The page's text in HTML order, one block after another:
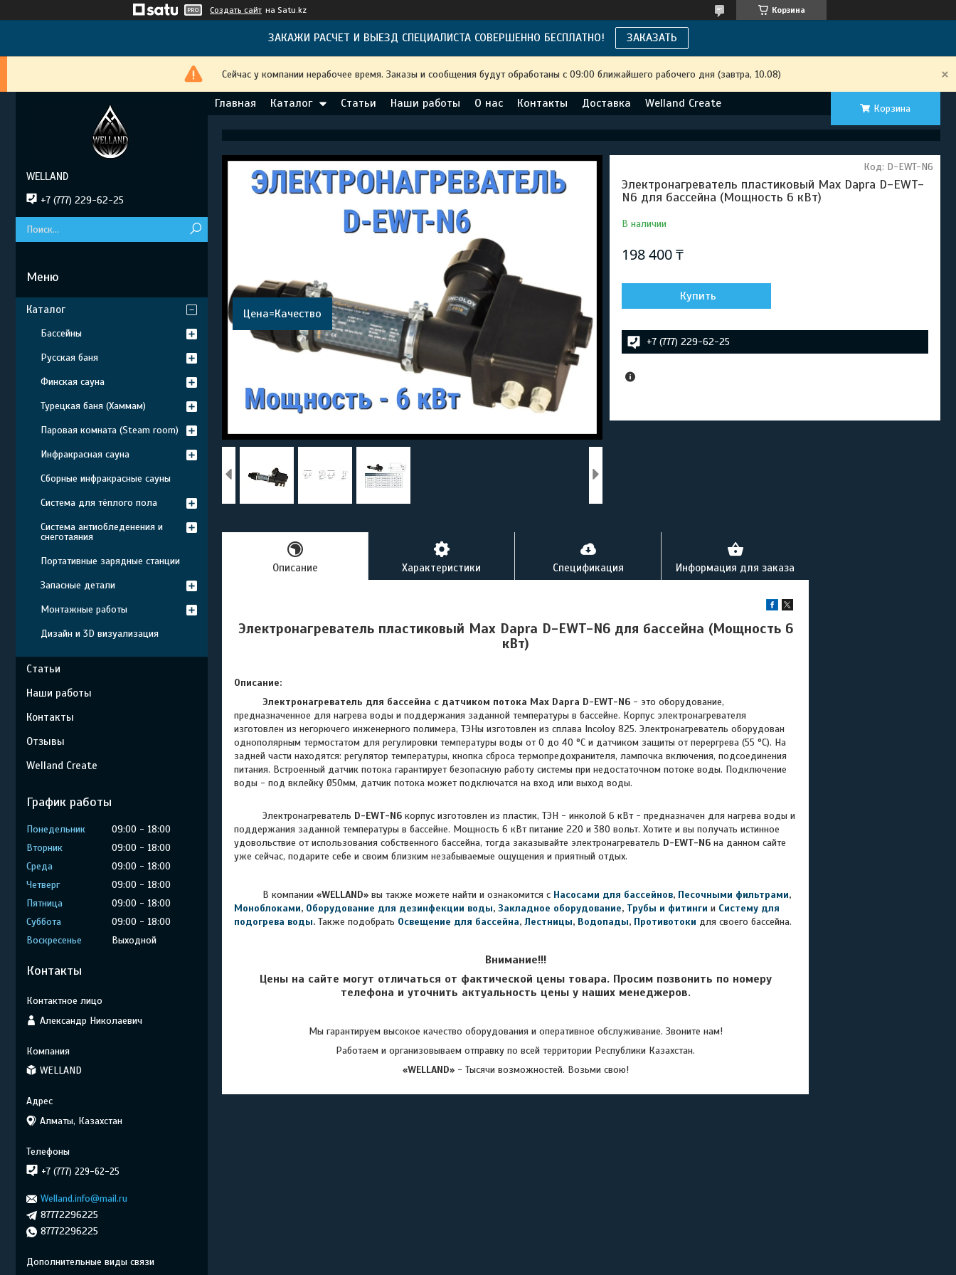
Создать сайт на Satu.kz Корзина
ЗАКАЖИ РАСЧЕТ И ВЫЕЗД СПЕЦИАЛИСТА СОВЕРШЕННО БЕСПЛАТНО! ЗАКАЗАТЬ
Сейчас у компании нерабочее время. Заказы и сообщения будут обработаны с 09:00 ближайшего рабочего дня (завтра, 10.08)
Главная Каталог Статьи Наши работы О нас Контакты Доставка Welland Create Корзина
Цена=Качество
Электронагреватель пластиковый Max Dapra D-EWT-
N6 для бассейна (Мощность 6 кВт)
В наличии
Код: D-EWT-N6
198 400 ₸
Купить
+7 (777) 229-62-25
Описание Характеристики Спецификация Информация для заказа
Электронагреватель пластиковый Max Dapra D-EWT-N6 для бассейна (Мощность 6
кВт)
Описание:
Электронагреватель для бассейна с датчиком потока Max Dapra D-EWT-N6 - это оборудование,
предназначенное для нагрева воды и поддержания заданной температуры в бассейне. Корпус электронагревателя
изготовлен из негорючего инженерного полимера, ТЭНы изготовлен из сплава Incoloy 825. Электронагреватель оборудован
однополярным термостатом для регулировки температуры воды от 0 до 40 °C и датчиком защиты от перергрева (55 °C). На
задней части находятся: регулятор температуры, кнопка сброса термопредохранителя, лампочка включения, подсоединения
питания. Встроенный датчик потока гарантирует безопасную работу системы при недостаточном потоке воды. Подключение
воды - под вклейку Ø50мм, датчик потока может подключатся на вход или выход воды.
Электронагреватель D-EWT-N6 корпус изготовлен из пластик, ТЭН - инколой 6 кВт - предназначен для нагрева воды и
поддержания заданной температуры в бассейне. Мощность 6 кВт питание 220 и 380 вольт. Хотите и вы получать истинное
удовольствие от использования собственного бассейна, тогда заказывайте электронагреватель D-EWT-N6 на данном сайте
уже сейчас, подарите себе и своим близким незабываемые ощущения и приятный отдых.
В компании «WELLAND» вы также можете найти и ознакомится с Насосами для бассейнов, Песочными фильтрами,
Моноблоками, Оборудование для дезинфекции воды, Закладное оборудование, Трубы и фитинги и Систему для
подогрева воды. Также подобрать Освещение для бассейна, Лестницы, Водопады, Противотоки для своего бассейна.
Внимание!!!
Цены на сайте могут отличаться от фактической цены товара. Просим позвонить по номеру
телефона и уточнить актуальность цены у наших менеджеров.
Мы гарантируем высокое качество оборудования и оперативное обслуживание. Звоните нам!
Работаем и организовываем отправку по всей территории Республики Казахстан.
«WELLAND»- Тысячи возможностей. Возьми свою!
WELLAND
+7 (777) 229-62-25
Каталог
Бассейны
Русская баня
Финская сауна
Турецкая баня (Хаммам)
Паровая комната (Steam room)
Инфракрасная сауна
Сборные инфракрасные сауны
Система для тёплого пола
Система антиобледенения и
снеготаяния
Портативные зарядные станции
Запасные детали
Монтажные работы
Дизайн и 3D визуализация
Статьи
Наши работы
Контакты
Отзывы
Welland Create
График работы
Понедельник 09:00
18:00
Вторник
09:00
18:00
Среда
09:00
18:00
Четверг
09:00
18:00
Пятница
09:00
18:00
Суббота
09:00
18:00
Воскресенье
Выходной
Контакты
Александр Николаевич
WELLAND
Алматы, Казахстан
+7 (777) 229-62-25
Welland.info@mail.ru
87772296225
87772296225